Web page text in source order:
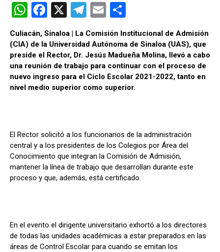
W
h
at
s
A
p
F
a
ce
b
o
o
X
T
el
e
gr
a
m
E
m
ail
o
m
p
ar
tir
Culiacán, Sinaloa | La Comisión Institucional de Admisión
(CIA) de la Universidad Autónoma de Sinaloa (UAS), que
preside el Rector, Dr. Jesús Madueña Molina, llevó a cabo
una reunión de trabajo para continuar con el proceso de
nuevo ingreso para el Ciclo Escolar 2021-2022, tanto en
nivel medio superior como superior.
El Rector solicitó a los funcionarios de la administración
central y a los presidentes de los Colegios por Área del
Conocimiento que integran la Comisión de Admisión,
mantener la línea de trabajo que desarrollan durante este
proceso y que, además, está certificado.
En el evento el dirigente universitario exhortó a los directores
de todas las unidades académicas a estar preparados en las
áreas de Control Escolar para cuando se emitan los